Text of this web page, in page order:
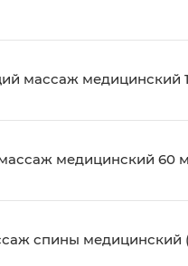
массаж медицинский
медицинский 60
спины медицинский